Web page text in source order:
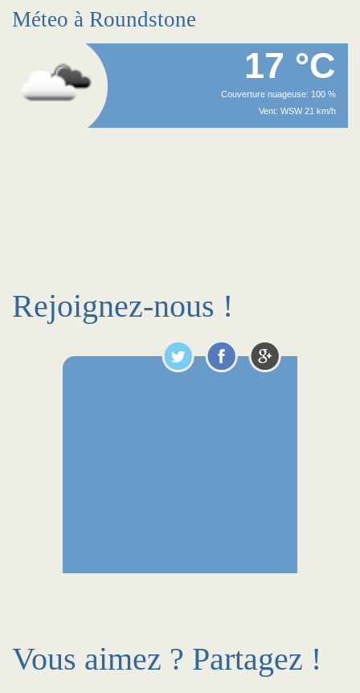
Méteo à Roundstone
17 °C
Couverture nuageuse: 100 %
Vent: WSW 21 km/h
Rejoignez-nous !
Vous aimez ? Partagez !